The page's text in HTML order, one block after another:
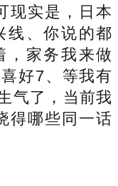
现实是，日本
线、你说的都
，家务我来做
好7、等我有
气了，当前我
得哪些同一话